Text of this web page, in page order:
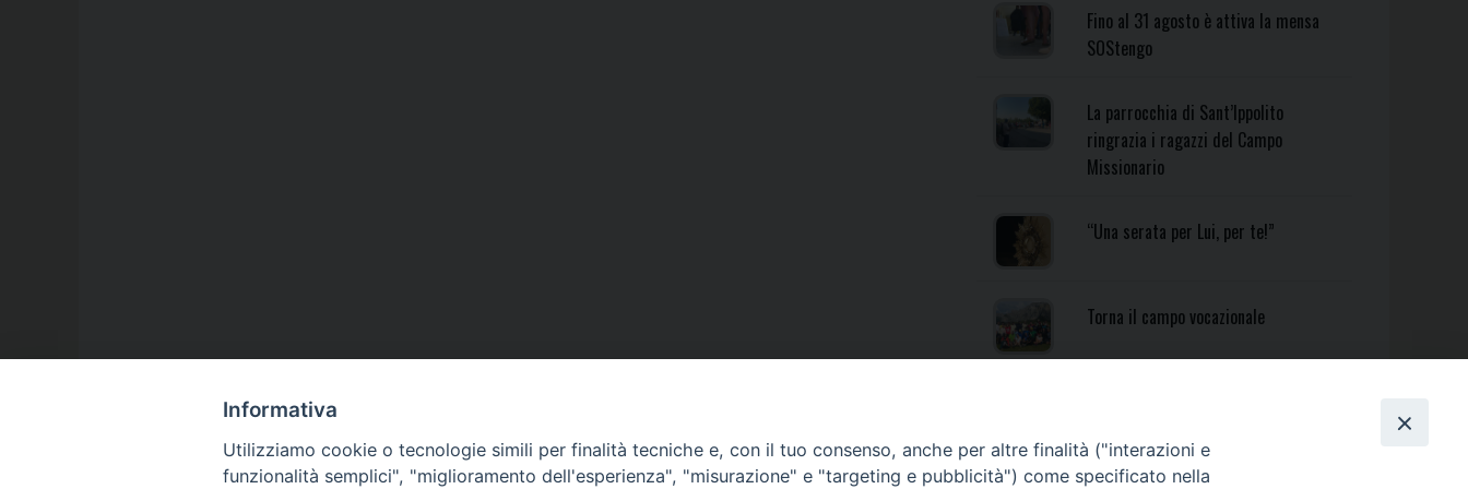
Fino al 31 agosto è attiva la mensa
SOStengo
La parrocchia di Sant’Ippolito
ringrazia i ragazzi del Campo
Missionario
“Una serata per Lui, per te!”
Torna il campo vocazionale
Informativa
Utilizziamo cookie o tecnologie simili per finalità tecniche e, con il tuo consenso, anche per altre finalità ("interazioni e
funzionalità semplici", "miglioramento dell'esperienza", "misurazione" e "targeting e pubblicità") come specificato nella